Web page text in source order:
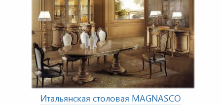
Итальянская столовая MAGNASCO